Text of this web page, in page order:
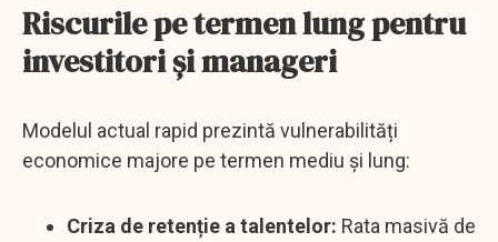
Riscurile pe termen lung pentru
investitori și manageri
Modelul actual rapid prezintă vulnerabilități
economice majore pe termen mediu și lung:
Criza de retenție a talentelor: Rata masivă de